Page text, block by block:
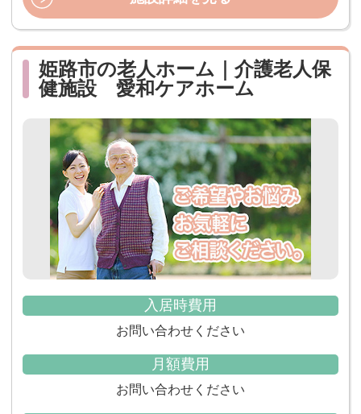
姫路市の老人ホーム｜介護老人保
健施設 愛和ケアホーム
入居時費用
お問い合わせください
月額費用
お問い合わせください